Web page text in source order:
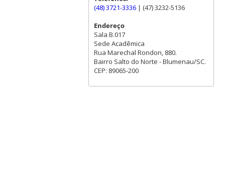
(48) 3721-3336| (47) 3232-5136
Endereço
Sala B.017
Sede Acadêmica
Rua Marechal Rondon, 880.
Bairro Salto do Norte - Blumenau/SC.
CEP: 89065-200